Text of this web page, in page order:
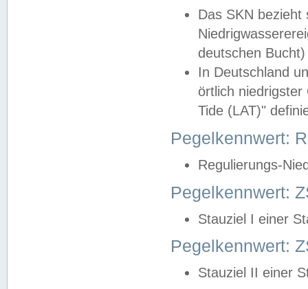
Das SKN
deutschen
In Deutschland
örtlich
Tide (LAT)"
Pegelkennwert:
Regulierungs-
Pegelkennwert:
Stauziel I einer
Pegelkennwert:
Stauziel II einer